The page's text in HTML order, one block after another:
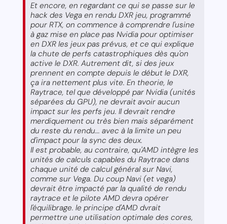
Et encore, en regardant ce qui se passe sur le
hack des Vega en rendu DXR jeu, programmé
pour RTX, on commence à comprendre l'usine
à gaz mise en place pas Nvidia pour optimiser
en DXR les jeux pas prévus, et ce qui explique
la chute de perfs catastrophiques dès qu'on
active le DXR. Autrement dit, si des jeux
prennent en compte depuis le début le DXR,
ça ira nettement plus vite. En theorie, le
Raytrace, tel que développé par Nvidia (unités
séparées du GPU), ne devrait avoir aucun
impact sur les perfs jeu. Il devrait rendre
merdiquement ou très bien mais séparément
du reste du rendu... avec à la limite un peu
d'impact pour la sync des deux.
Il est probable, au contraire, qu'AMD intègre les
unités de calculs capables du Raytrace dans
chaque unité de calcul général sur Navi,
comme sur Vega. Du coup Navi (et vega)
devrait être impacté par la qualité de rendu
raytrace et le pilote AMD devra opérer
l'équilibrage. le principe d'AMD dvrait
permettre une utilisation optimale des cores,